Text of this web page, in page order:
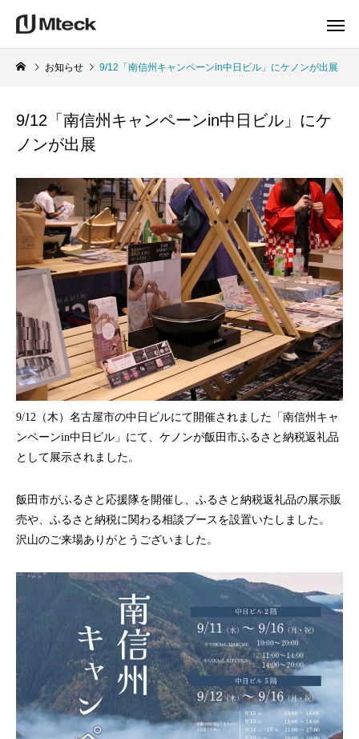
お知らせ 9/12「南信州キャンペーンin中日ビル」にケノンが出展
9/12「南信州キャンペーンin中日ビル」にケ
ノンが出展
9/12（木）名古屋市の中日ビルにて開催されました「南信州キャ
ンペーンin中日ビル」にて、ケノンが飯田市ふるさと納税返礼品
として展示されました。
飯田市がふるさと応援隊を開催し、ふるさと納税返礼品の展示販
売や、ふるさと納税に関わる相談ブースを設置いたしました。
沢山のご来場ありがとうございました。